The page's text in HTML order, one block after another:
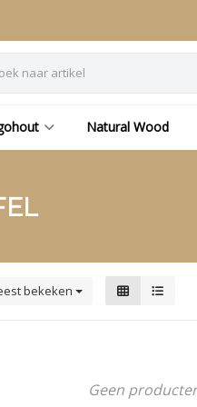
Natural Wood
bekeken
Geen